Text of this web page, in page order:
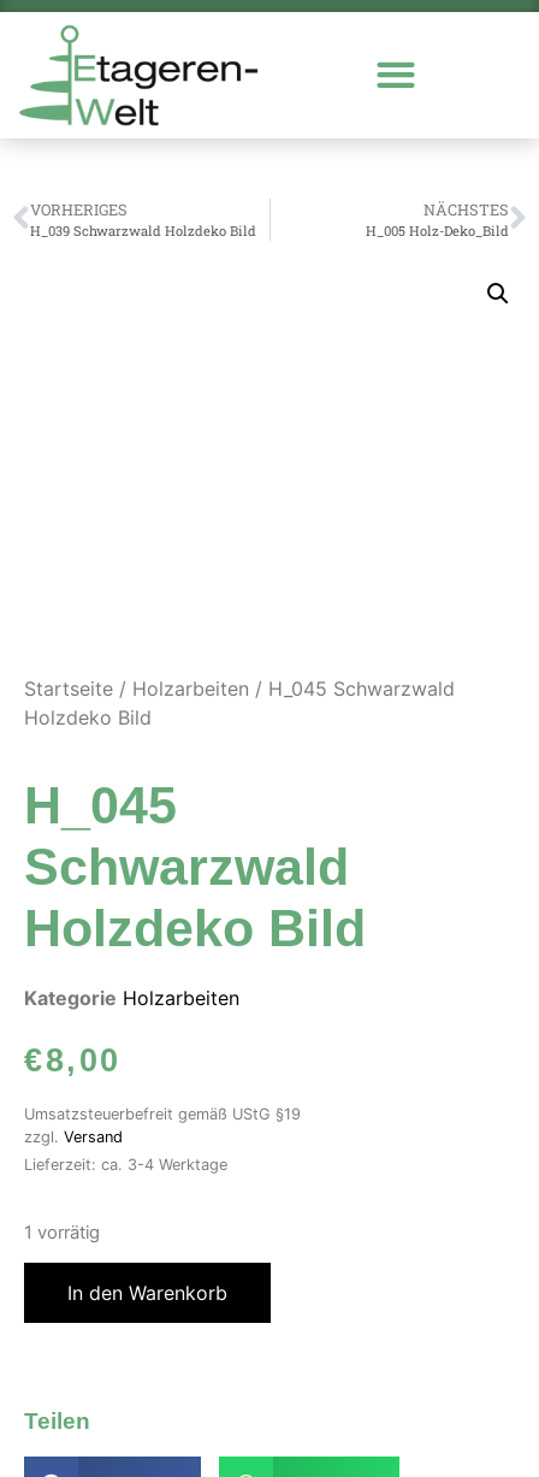
VORHERIGES
H_039 Schwarzwald Holzdeko Bild
NÄCHSTES
H_005 Holz-Deko_Bild
Startseite / Holzarbeiten / H_045 Schwarzwald
Holzdeko Bild
H_045
Schwarzwald
Holzdeko Bild
Kategorie Holzarbeiten
€8,00
Umsatzsteuerbefreit gemäß UStG §19
zzgl. Versand
Lieferzeit: ca. 3-4 Werktage
1 vorrätig
In den Warenkorb
Teilen